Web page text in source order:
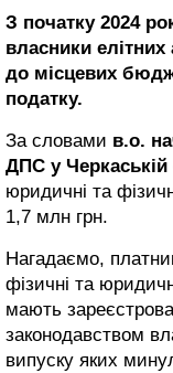
З початку 2024
власники
до місцевих
податку.
За словами в.о.
ДПС у
юридичні та
1,7 млн грн.
Нагадаємо,
фізичні та
мають
законодавством
випуску яких